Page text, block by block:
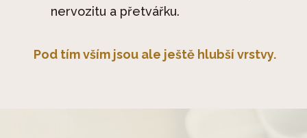
nervozitu a přetvářku.
Pod tím vším jsou ale ještě hlubší vrstvy.